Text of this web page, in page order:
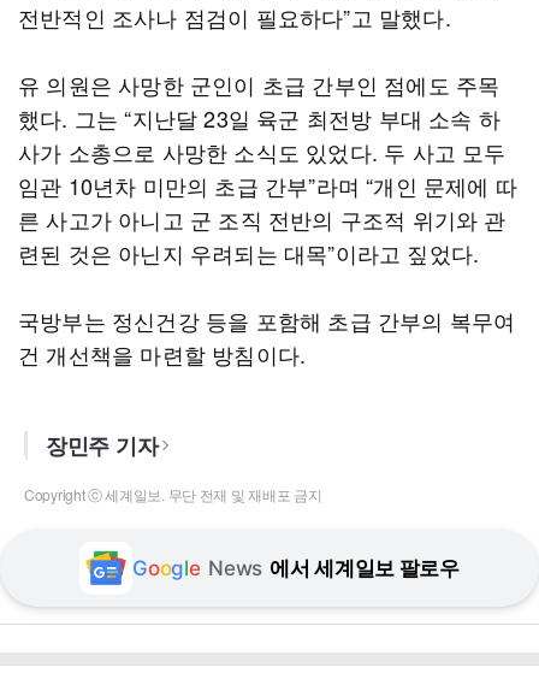
전반적인 조사나 점검이 필요하다”고 말했다.
유 의원은 사망한 군인이 초급 간부인 점에도 주목
했다. 그는 “지난달 23일 육군 최전방 부대 소속 하
사가 소총으로 사망한 소식도 있었다. 두 사고 모두
임관 10년차 미만의 초급 간부”라며 “개인 문제에 따
른 사고가 아니고 군 조직 전반의 구조적 위기와 관
련된 것은 아닌지 우려되는 대목”이라고 짚었다.
국방부는 정신건강 등을 포함해 초급 간부의 복무여
건 개선책을 마련할 방침이다.
장민주 기자
Copyright ⓒ 세계일보. 무단 전재 및 재배포 금지
Google News 에서 세계일보 팔로우